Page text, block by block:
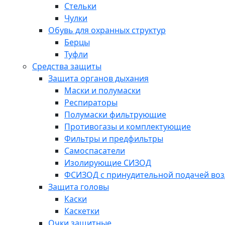
Стельки
Чулки
Обувь для охранных структур
Берцы
Туфли
Средства защиты
Защита органов дыхания
Маски и полумаски
Респираторы
Полумаски фильтрующие
Противогазы и комплектующие
Фильтры и предфильтры
Самоспасатели
Изолирующие СИЗОД
ФСИЗОД с принудительной подачей
Защита головы
Каски
Каскетки